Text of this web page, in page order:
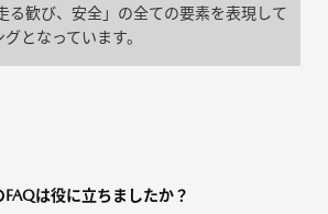
る歓び、安全」の全ての要素を表現して
となっています。
FAQは役に立ちましたか？